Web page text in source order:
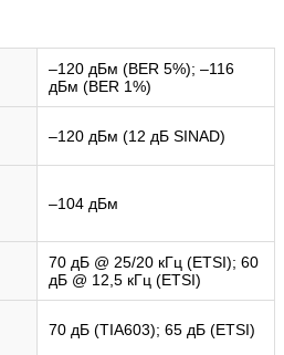
–120 дБм (BER 5%); –116
дБм (BER 1%)
–120 дБм (12 дБ SINAD)
–104 дБм
70 дБ @ 25/20 кГц (ETSI); 60
дБ @ 12,5 кГц (ETSI)
70 дБ (TIA603); 65 дБ (ETSI)